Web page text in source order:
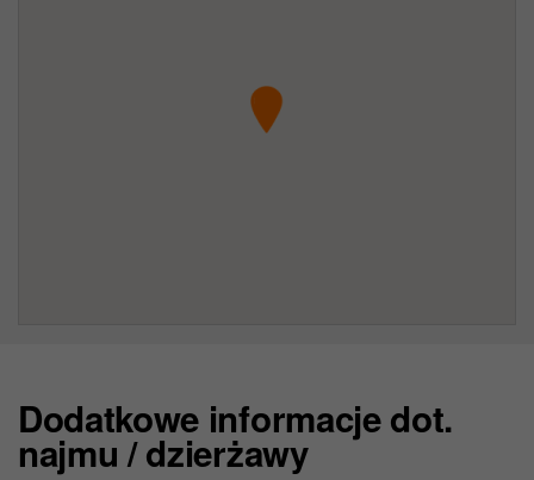
Dodatkowe informacje dot.
najmu / dzierżawy